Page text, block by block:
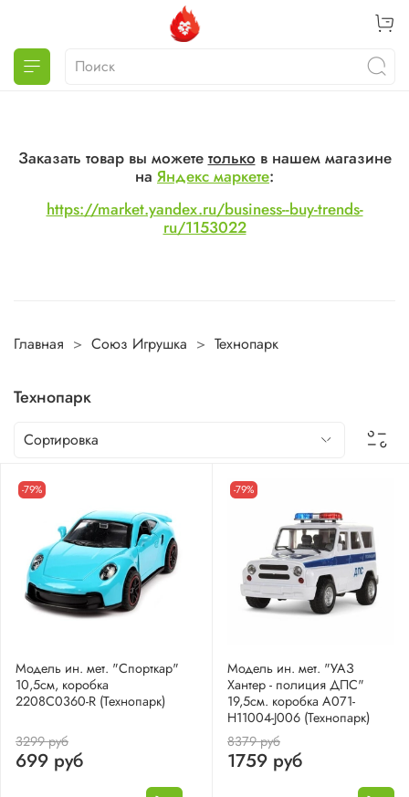
Заказать товар вы можете только в нашем магазине
на Яндекс маркете:
https://market.yandex.ru/business--buy-trends-
ru/1153022
Главная Союз Игрушка Технопарк
Технопарк
-79%
Модель ин. мет. "Спорткар"
10,5см, коробка
2208C0360-R (Технопарк)
3299 руб
699 руб
-79%
Модель ин. мет. "УАЗ
Хантер - полиция ДПС"
19,5см. коробка A071-
H11004-J006 (Технопарк)
8379 руб
1759 руб